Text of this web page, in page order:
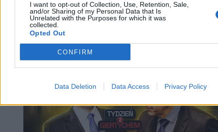
I want to opt-out of Collection, Use, Retention, Sale,
and/or Sharing of my Personal Data that Is
Unrelated with the Purposes for which it was
collected.
Opted Out
CONFIRM
Data Deletion Data Access Privacy Policy